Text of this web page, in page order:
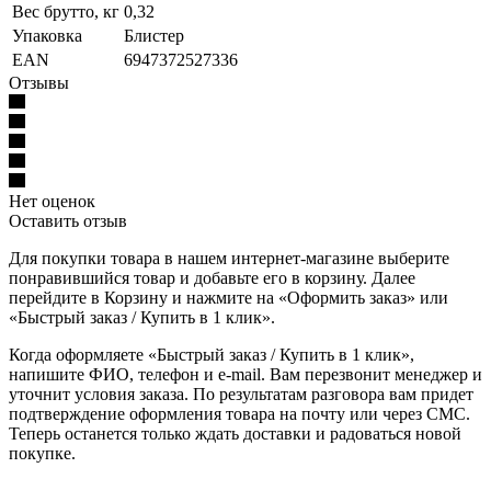
Вес брутто, кг 0,32
Упаковка
Блистер
EAN
6947372527336
Отзывы
Нет оценок
Оставить отзыв
Для покупки товара в нашем интернет-магазине выберите
понравившийся товар и добавьте его в корзину. Далее
перейдите в Корзину и нажмите на «Оформить заказ» или
«Быстрый заказ / Купить в 1 клик».
Когда оформляете «Быстрый заказ / Купить в 1 клик»,
напишите ФИО, телефон и e-mail. Вам перезвонит менеджер и
уточнит условия заказа. По результатам разговора вам придет
подтверждение оформления товара на почту или через СМС.
Теперь останется только ждать доставки и радоваться новой
покупке.